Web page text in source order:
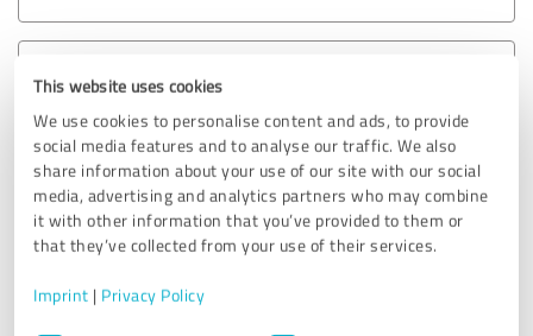
This website uses cookies
We use cookies to personalise content and ads, to provide
social media features and to analyse our traffic. We also
share information about your use of our site with our social
media, advertising and analytics partners who may combine
it with other information that you’ve provided to them or
that they’ve collected from your use of their services.
Imprint | Privacy Policy
Consent
4.60 out of 5
EXCELLENT Recommendation
Ihr Jobcoach war eine wertvolle Unterstützung. Von der
Beratung über mögliche Fortbildungskurse, über die
technische Austattung bis zum erfolgreichen Abschluß.